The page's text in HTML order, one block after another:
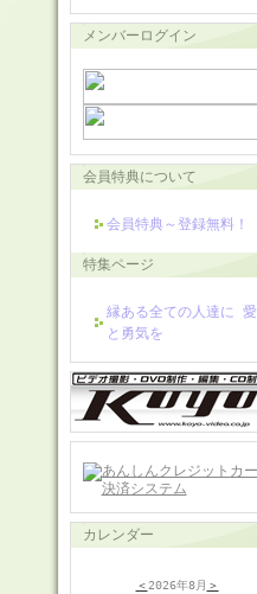
メンバーログイン
会員特典について
会員特典～登録無料！
特集ページ
縁ある全ての人達に 愛
と勇気を
カレンダー
＜ 2026年8月 ＞